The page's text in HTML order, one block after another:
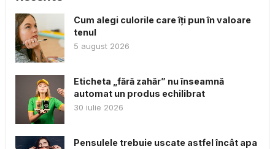
Cum alegi culorile care îți pun în valoare
tenul
5 august 2026
Eticheta „fără zahăr” nu înseamnă
automat un produs echilibrat
30 iulie 2026
Pensulele trebuie uscate astfel încât apa